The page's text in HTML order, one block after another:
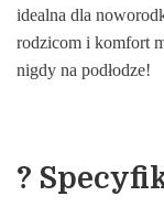
idealna dla
rodzicom i komfort
nigdy na podłodze!
?